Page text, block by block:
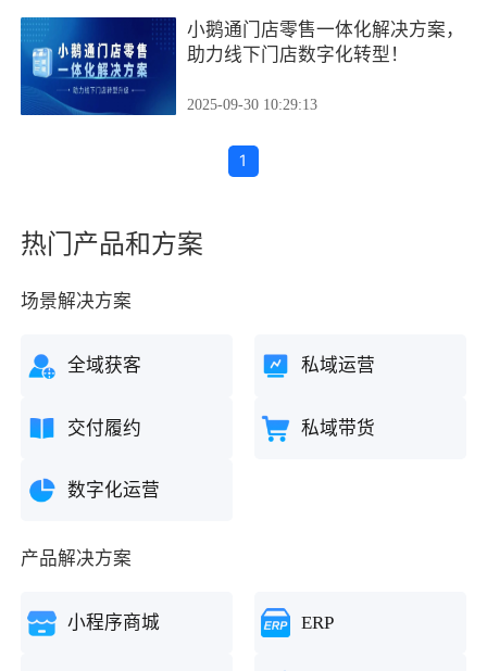
小鹅通门店零售一体化解决方案，
助力线下门店数字化转型！
2025-09-30 10:29:13
1
热门产品和方案
场景解决方案
全域获客 私域运营
交付履约 私域带货
数字化运营
产品解决方案
小程序商城 ERP